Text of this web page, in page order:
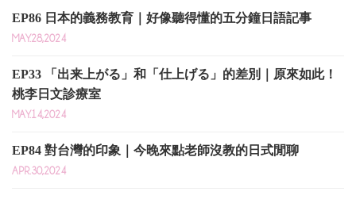
EP86 日本的義務教育｜好像聽得懂的五分鐘日語記事
MAY.28,2024
EP33 「出来上がる」和「仕上げる」的差別｜原來如此！
桃李日文診療室
MAY.14,2024
EP84 對台灣的印象｜今晚來點老師沒教的日式閒聊
APR.30,2024